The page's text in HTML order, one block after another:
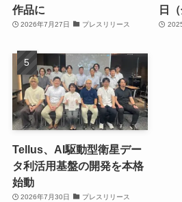
作品に
2026年7月27日 プレスリリース
日
Tellus、AI駆動型衛星デー
タ利活用基盤の開発を本格
始動
2026年7月30日 プレスリリース